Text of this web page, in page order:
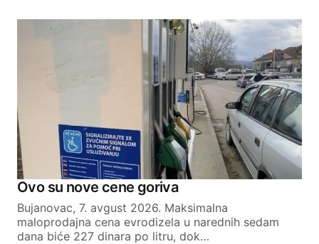
Ovo su nove cene goriva
Bujanovac, 7. avgust 2026. Maksimalna
maloprodajna cena evrodizela u narednih sedam
dana biće 227 dinara po litru, dok…